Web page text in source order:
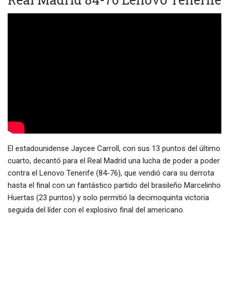
El estadounidense Jaycee Carroll, con sus 13 puntos del último
cuarto, decantó para el Real Madrid una lucha de poder a poder
contra el Lenovo Tenerife (84-76), que vendió cara su derrota
hasta el final con un fantástico partido del brasileño Marcelinho
Huertas (23 puntos) y solo permitió la decimoquinta victoria
seguida del líder con el explosivo final del americano.